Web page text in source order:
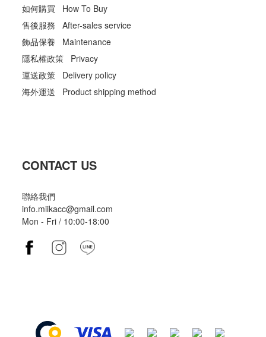
如何購買 How To Buy
售後服務 After-sales service
飾品保養 Maintenance
隱私權政策 Privacy
運送政策 Delivery policy
海外運送 Product shipping method
CONTACT US
聯絡我們
info.miikacc@gmail.com
Mon - Fri / 10:00-18:00